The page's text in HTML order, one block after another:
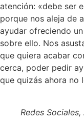
atención: «debe ser
porque nos aleja de
ayudar ofreciendo
sobre ello. Nos
que quiera acabar
cerca, poder pedir
que quizás ahora no
Redes